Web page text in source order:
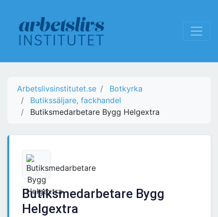
Arbetslivsinstitutet.se
Botkyrka
Butikssäljare, fackhandel
Butiksmedarbetare Bygg Helgextra
Butiksmedarbetare Bygg
Helgextra